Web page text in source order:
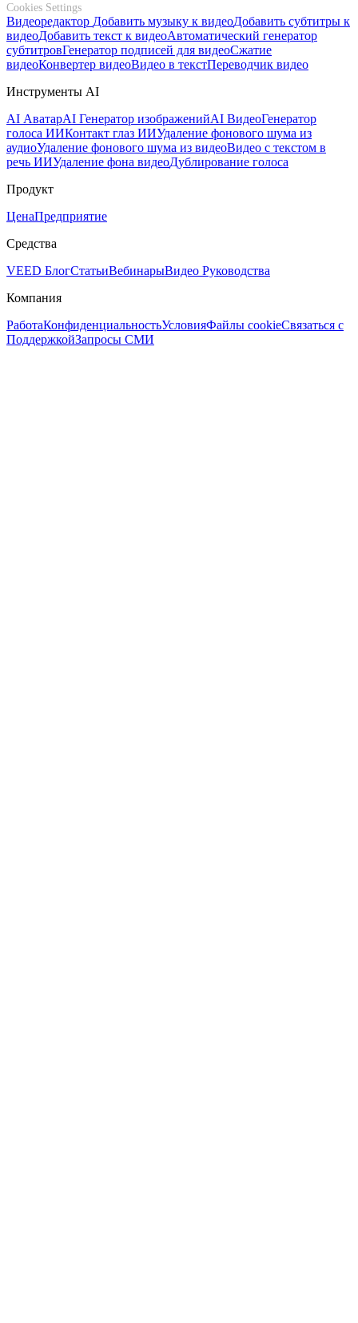
Cookies Settings
Видеоредактор Добавить музыку к видеоДобавить субтитры к
видеоДобавить текст к видеоАвтоматический генератор
субтитровГенератор подписей для видеоСжатие
видеоКонвертер видеоВидео в текстПереводчик видео
Инструменты AI
AI АватарAI Генератор изображенийAI ВидеоГенератор
голоса ИИКонтакт глаз ИИУдаление фонового шума из
аудиоУдаление фонового шума из видеоВидео с текстом в
речь ИИУдаление фона видеоДублирование голоса
Продукт
ЦенаПредприятие
Средства
VEED БлогСтатьиВебинарыВидео Руководства
Компания
РаботаКонфиденциальностьУсловияФайлы cookieСвязаться с
ПоддержкойЗапросы СМИ